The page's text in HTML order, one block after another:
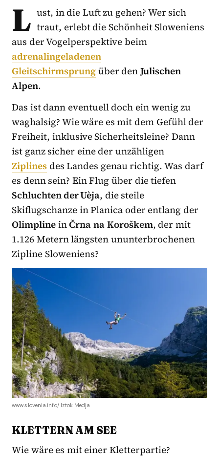
L ust, in die Luft zu gehen? Wer sich
traut, erlebt die Schönheit Sloweniens
aus der Vogelperspektive beim
adrenalingeladenen
Gleitschirmsprungüber denJulischen
Alpen.
Das ist dann eventuell doch ein wenig zu
waghalsig? Wie wäre es mit dem Gefühl der
Freiheit, inklusive Sicherheitsleine? Dann
ist ganz sicher eine der unzähligen
Ziplines des Landes genau richtig. Was darf
es denn sein? Ein Flug über die tiefen
Schluchten der Uèja, die steile
Skiflugschanze in Planica oder entlang der
OlimplineinČrnanaKoroškem, der mit
1.126 Metern längsten ununterbrochenen
Zipline Sloweniens?
www.slovenia.info/ Iztok Medja
KLETTERN AM SEE
Wie wäre es mit einer Kletterpartie?